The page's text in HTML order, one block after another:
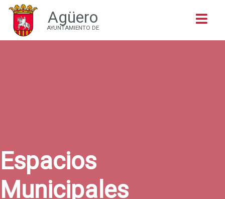
Agüero
AYUNTAMIENTO DE
Espacios
Municipales